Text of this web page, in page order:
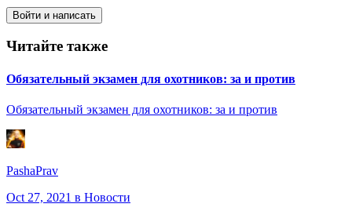
Войти и написать
Читайте также
Обязательный экзамен для охотников: за и против
Обязательный экзамен для охотников: за и против
PashaPrav
Oct 27, 2021 в Новости